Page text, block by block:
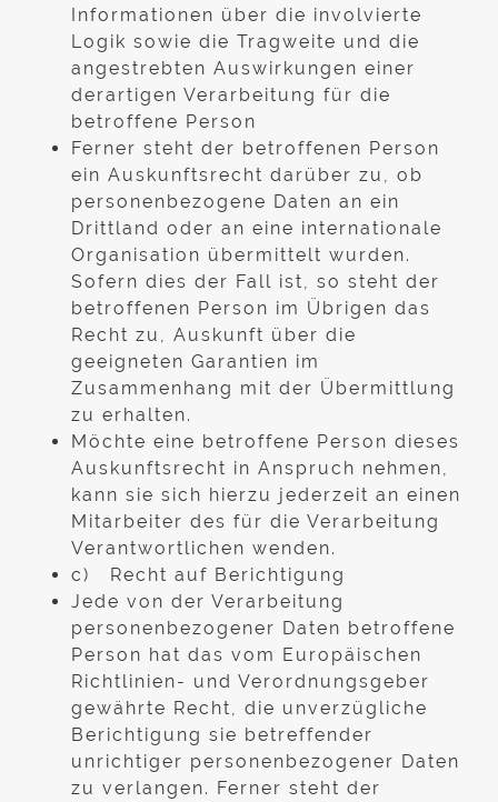
Informationen über die involvierte
Logik sowie die Tragweite und die
angestrebten Auswirkungen einer
derartigen Verarbeitung für die
betroffene Person
Ferner steht der betroffenen Person
ein Auskunftsrecht darüber zu, ob
personenbezogene Daten an ein
Drittland oder an eine internationale
Organisation übermittelt wurden.
Sofern dies der Fall ist, so steht der
betroffenen Person im Übrigen das
Recht zu, Auskunft über die
geeigneten Garantien im
Zusammenhang mit der Übermittlung
zu erhalten.
Möchte eine betroffene Person dieses
Auskunftsrecht in Anspruch nehmen,
kann sie sich hierzu jederzeit an einen
Mitarbeiter des für die Verarbeitung
Verantwortlichen wenden.
c) Recht auf Berichtigung
Jede von der Verarbeitung
personenbezogener Daten betroffene
Person hat das vom Europäischen
Richtlinien- und Verordnungsgeber
gewährte Recht, die unverzügliche
Berichtigung sie betreffender
unrichtiger personenbezogener Daten
zu verlangen. Ferner steht der